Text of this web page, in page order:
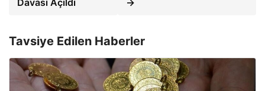
Tavsiye Edilen Haberler